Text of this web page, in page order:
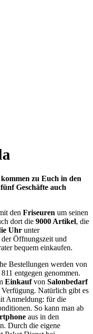
zu Euch in den
Geschäfte auch
den Friseuren um seinen
dort die 9000 Artikel, die
Uhr unter
Öffnungszeit und
bequem einkaufen.
Bestellungen werden von
entgegen genommen.
Einkaufvon Salonbedarf
Verfügung. Natürlich gibt es
Anmeldung: für die
So kann man ab
aus in den
Durch die eigene